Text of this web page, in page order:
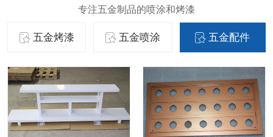
五金烤漆 五金喷涂 五金配件